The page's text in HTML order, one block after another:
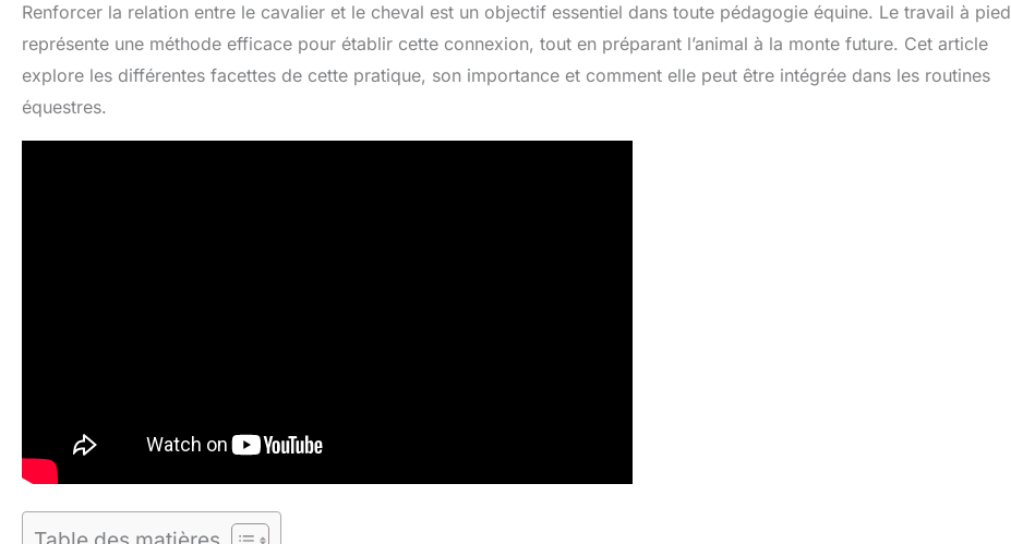
Renforcer la relation entre le cavalier et le cheval est un objectif essentiel dans toute pédagogie équine. Le travail à pied
représente une méthode efficace pour établir cette connexion, tout en préparant l’animal à la monte future. Cet article
explore les différentes facettes de cette pratique, son importance et comment elle peut être intégrée dans les routines
équestres.